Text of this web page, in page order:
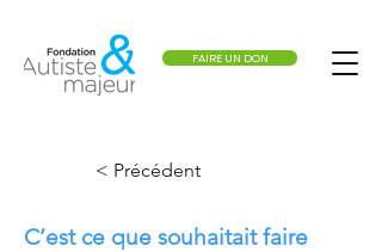
FAIRE UN DON
< Précédent
C’est ce que souhaitait faire